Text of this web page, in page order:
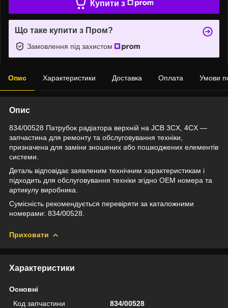
Купити з
Що таке купити з Пром?
Замовлення під захистом
Опис Характеристики Доставка Оплата Умови
Опис
834/00528 Патрубок радіатора верхній на JCB 3CX, 4CX —
запчастина для ремонту та обслуговування техніки,
призначена для заміни зношених або пошкоджених елементів
системи.
Деталь відповідає заявленим технічним характеристикам і
підходить для обслуговування техніки згідно OEM номера та
артикулу виробника.
Сумісність рекомендується перевіряти за каталожними
номерами: 834/00528.
Приховати
Характеристики
Основні
Код запчастини
834/00528